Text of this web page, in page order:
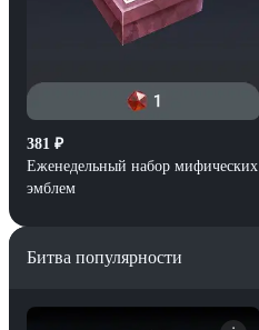
381 ₽
Еженедельный набор мифических
эмблем
Битва популярности